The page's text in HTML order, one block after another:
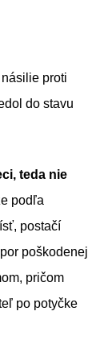
proti
do stavu
teda nie
podľa
postačí
poškodenej
pričom
po potyčke